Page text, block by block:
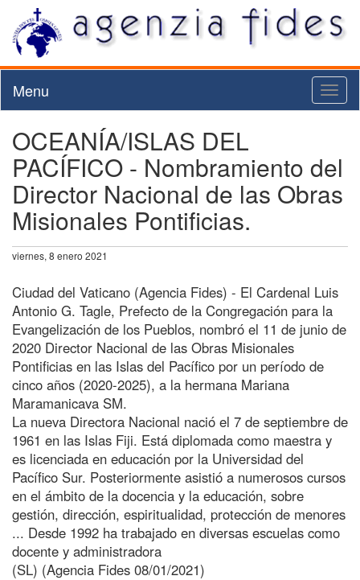
Menu
OCEANÍA/ISLAS DEL
PACÍFICO - Nombramiento del
Director Nacional de las Obras
Misionales Pontificias.
viernes, 8 enero 2021
Ciudad del Vaticano (Agencia Fides) - El Cardenal Luis
Antonio G. Tagle, Prefecto de la Congregación para la
Evangelización de los Pueblos, nombró el 11 de junio de
2020 Director Nacional de las Obras Misionales
Pontificias en las Islas del Pacífico por un período de
cinco años (2020-2025), a la hermana Mariana
Maramanicava SM.
La nueva Directora Nacional nació el 7 de septiembre de
1961 en las Islas Fiji. Está diplomada como maestra y
es licenciada en educación por la Universidad del
Pacífico Sur. Posteriormente asistió a numerosos cursos
en el ámbito de la docencia y la educación, sobre
gestión, dirección, espiritualidad, protección de menores
... Desde 1992 ha trabajado en diversas escuelas como
docente y administradora
(SL) (Agencia Fides 08/01/2021)